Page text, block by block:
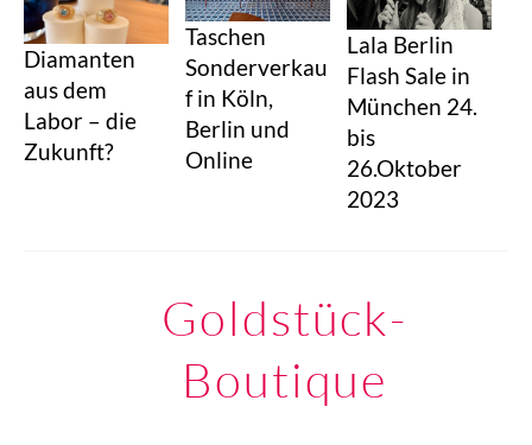
Diamanten
aus dem
Labor – die
Zukunft?
Taschen
Sonderverkau
f in Köln,
Berlin und
Online
Lala Berlin
Flash Sale in
München 24.
bis
26.Oktober
2023
Goldstück-
Boutique